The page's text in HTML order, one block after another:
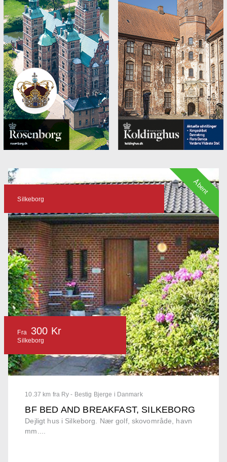
10.37 km fra Ry - Bestig Bjerge i Danmark
BF BED AND BREAKFAST, SILKEBORG
Dejligt hus i Silkeborg. Nær golf, skovområde, havn
mm....
Silkeborg
Fra 300 Kr
Silkeborg
Åbent